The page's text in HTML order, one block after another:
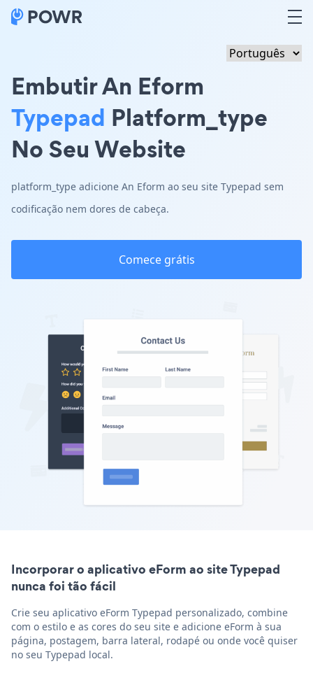
Embutir An Eform
Typepad Platform_type
No Seu Website
platform_type adicione An Eform ao seu site Typepad sem
codificação nem dores de cabeça.
Comece grátis
Incorporar o aplicativo eForm ao site Typepad
nunca foi tão fácil
Crie seu aplicativo eForm Typepad personalizado, combine
com o estilo e as cores do seu site e adicione eForm à sua
página, postagem, barra lateral, rodapé ou onde você quiser
no seu Typepad local.